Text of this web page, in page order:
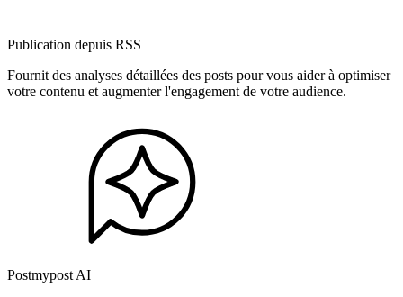
Publication depuis RSS
Fournit des analyses détaillées des posts pour vous aider à optimiser
votre contenu et augmenter l'engagement de votre audience.
Postmypost AI